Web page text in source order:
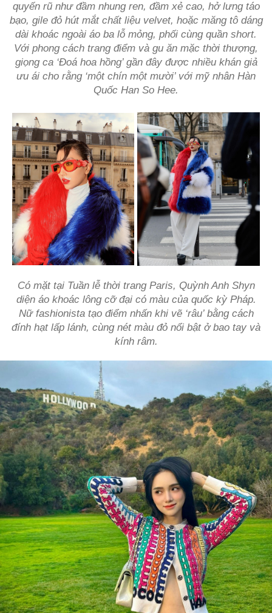
quyến rũ như đầm nhung ren, đầm xẻ cao, hở lưng táo
bạo, gile đỏ hút mắt chất liệu velvet, hoặc măng tô dáng
dài khoác ngoài áo ba lỗ mỏng, phối cùng quần short.
Với phong cách trang điểm và gu ăn mặc thời thượng,
giọng ca ‘Đoá hoa hồng’ gần đây được nhiều khán giả
ưu ái cho rằng ‘một chín một mười’ với mỹ nhân Hàn
Quốc Han So Hee.
Có mặt tại Tuần lễ thời trang Paris, Quỳnh Anh Shyn
diện áo khoác lông cỡ đại có màu của quốc kỳ Pháp.
Nữ fashionista tạo điểm nhấn khi vẽ ‘râu’ bằng cách
đính hạt lấp lánh, cùng nét màu đỏ nổi bật ở bao tay và
kính râm.